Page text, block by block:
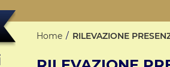
Home RILEVAZIONE